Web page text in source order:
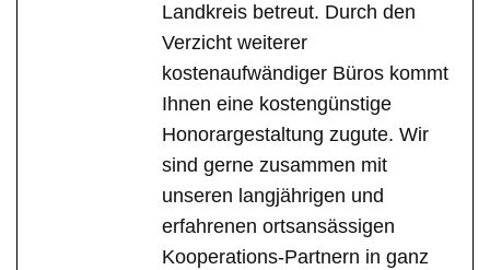
Landkreis betreut. Durch den
Verzicht weiterer
kostenaufwändiger Büros kommt
Ihnen eine kostengünstige
Honorargestaltung zugute. Wir
sind gerne zusammen mit
unseren langjährigen und
erfahrenen ortsansässigen
Kooperations-Partnern in ganz